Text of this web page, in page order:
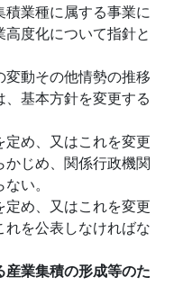
業種に属する事業に
度化について指針と
動その他情勢の推移
基本方針を変更する
め、又はこれを変更
かじめ、関係行政機関
い。
め、又はこれを変更
れを公表しなければな
業集積の形成等のた